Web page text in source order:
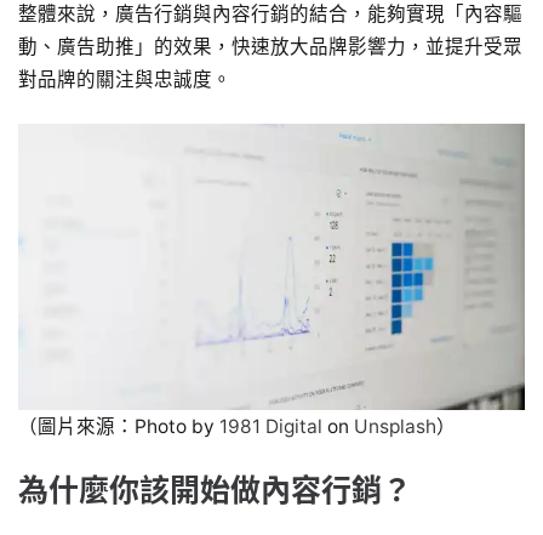
整體來說，廣告行銷與內容行銷的結合，能夠實現「內容驅
動、廣告助推」的效果，快速放大品牌影響力，並提升受眾
對品牌的關注與忠誠度。
（圖片來源：Photo by 1981 Digital on Unsplash）
為什麼你該開始做內容行銷？